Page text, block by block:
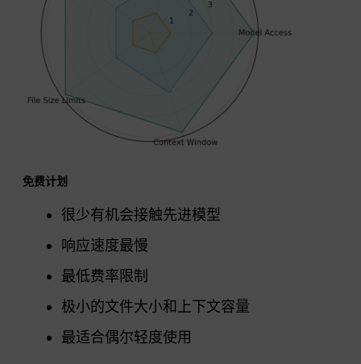
免费计划
很少有机会接触先进模型
响应速度最慢
最低费率限制
极小的文件大小和上下文容量
最适合偶尔轻度使用